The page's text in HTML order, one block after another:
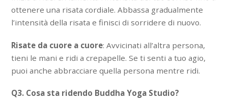
ottenere una risata cordiale. Abbassa gradualmente
l’intensità della risata e finisci di sorridere di nuovo.
Risate da cuore a cuore: Avvicinati all’altra persona,
tieni le mani e ridi a crepapelle. Se ti senti a tuo agio,
puoi anche abbracciare quella persona mentre ridi.
Q3. Cosa sta ridendo Buddha Yoga Studio?